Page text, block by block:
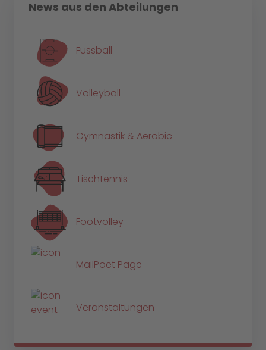
News aus den Abteilungen
Fussball
Volleyball
Gymnastik & Aerobic
Tischtennis
Footvolley
MailPoet Page
Veranstaltungen